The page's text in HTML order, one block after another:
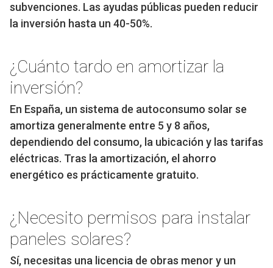
subvenciones. Las ayudas públicas pueden reducir
la inversión hasta un 40-50%.
¿Cuánto tardo en amortizar la
inversión?
En España, un sistema de autoconsumo solar se
amortiza generalmente entre 5 y 8 años,
dependiendo del consumo, la ubicación y las tarifas
eléctricas. Tras la amortización, el ahorro
energético es prácticamente gratuito.
¿Necesito permisos para instalar
paneles solares?
Sí, necesitas una licencia de obras menor y un